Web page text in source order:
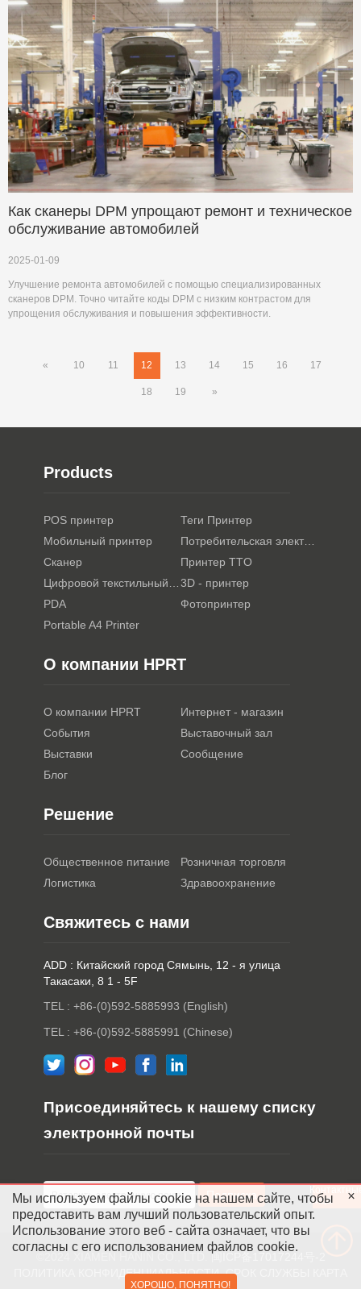
Как сканеры DPM упрощают ремонт и техническое
обслуживание автомобилей
2025-01-09
Улучшение ремонта автомобилей с помощью специализированных
сканеров DPM. Точно читайте коды DPM с низким контрастом для
упрощения обслуживания и повышения эффективности.
« 10 11 12 13 14 15 16 17
18 19 »
Products
POS принтер
Теги Принтер
Мобильный принтер
Потребительская электроника
Сканер
Принтер TTO
Цифровой текстильный принтер3D - принтер
PDA
Фотопринтер
Portable A4 Printer
О компании HPRT
О компании HPRT
Интернет - магазин
События
Выставочный зал
Выставки
Сообщение
Блог
Решение
Общественное питание
Розничная торговля
Логистика
Здравоохранение
Свяжитесь с нами
ADD : Китайский город Сямынь, 12 - я улица
Такасаки, 8 1 - 5F
TEL : +86-(0)592-5885993 (English)
TEL : +86-(0)592-5885991 (Chinese)
Присоединяйтесь к нашему списку
электронной почты
闽ICP备17017244号-2
ПОЛИТИКА КОНФИДЕНЦИАЛЬНОСТИ СРОК СЛУЖБЫ
лица
Мы используем файлы cookie на нашем сайте, чтобы
предоставить вам лучший пользовательский опыт.
Использование этого веб - сайта означает, что вы
согласны с его использованием файлов cookie.
ХОРОШО, ПОНЯТНО!